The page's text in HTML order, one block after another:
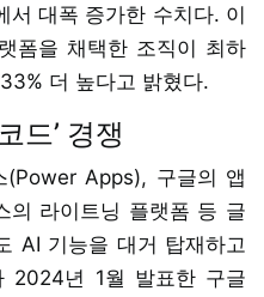
대폭 증가한 수치다. 이
폼을 채택한 조직이 최하
더 높다고 밝혔다.
드’ 경쟁
(Power Apps), 구글의 앱
의 라이트닝 플랫폼 등 글
AI 기능을 대거 탑재하고
2024년 1월 발표한 구글